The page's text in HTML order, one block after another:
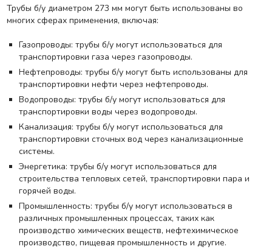
Трубы б/у диаметром 273 мм могут быть использованы во
многих сферах применения, включая:
Газопроводы: трубы б/у могут использоваться для
транспортировки газа через газопроводы.
Нефтепроводы: трубы б/у могут быть использованы для
транспортировки нефти через нефтепроводы.
Водопроводы: трубы б/у могут использоваться для
транспортировки воды через водопроводы.
Канализация: трубы б/у могут использоваться для
транспортировки сточных вод через канализационные
системы.
Энергетика: трубы б/у могут использоваться для
строительства тепловых сетей, транспортировки пара и
горячей воды.
Промышленность: трубы б/у могут использоваться в
различных промышленных процессах, таких как
производство химических веществ, нефтехимическое
производство, пищевая промышленность и другие.